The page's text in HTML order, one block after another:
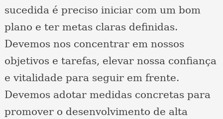
sucedida é preciso iniciar com um bom
plano e ter metas claras definidas.
Devemos nos concentrar em nossos
objetivos e tarefas, elevar nossa confiança
e vitalidade para seguir em frente.
Devemos adotar medidas concretas para
promover o desenvolvimento de alta